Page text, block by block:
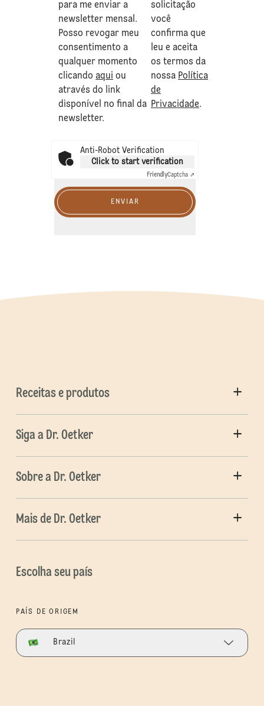
para me enviar a
newsletter mensal.
Posso revogar meu
consentimento a
qualquer momento
clicando aqui ou
através do link
disponível no final da
newsletter.
solicitação
você
confirma que
leu e aceita
os termos da
nossa Política
de
Privacidade.
Anti-Robot Verification
Click to start verification
FriendlyCaptcha ⇗
ENVIAR
Receitas e produtos
Siga a Dr. Oetker
Sobre a Dr. Oetker
Mais de Dr. Oetker
Escolha seu país
PAÍS DE ORIGEM
Brazil